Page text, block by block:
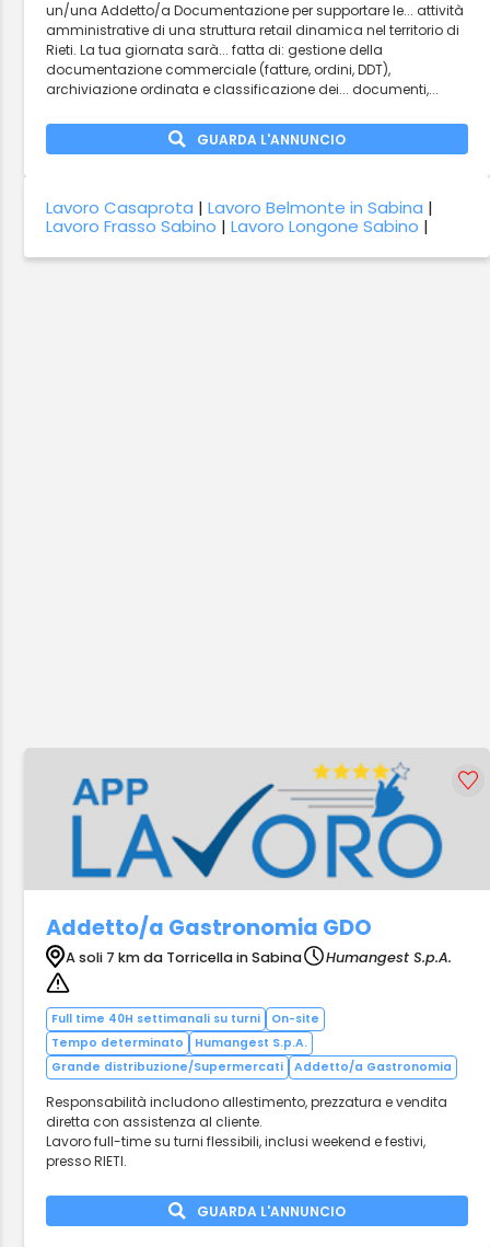
un/una Addetto/a Documentazione per supportare le... attività
amministrative di una struttura retail dinamica nel territorio di
Rieti. La tua giornata sarà... fatta di: gestione della
documentazione commerciale (fatture, ordini, DDT),
archiviazione ordinata e classificazione dei... documenti,...
GUARDA L'ANNUNCIO
Lavoro Casaprota |Lavoro Belmonte in Sabina |
Lavoro Frasso Sabino |Lavoro Longone Sabino |
Addetto/a Gastronomia GDO
A soli 7 km da Torricella in Sabina Humangest S.p.A.
Full time 40H settimanali su turni
On-site
Tempo determinato
Humangest S.p.A.
Grande distribuzione/Supermercati
Addetto/a Gastronomia
Responsabilità includono allestimento, prezzatura e vendita
diretta con assistenza al cliente.
Lavoro full-time su turni flessibili, inclusi weekend e festivi,
presso RIETI.
GUARDA L'ANNUNCIO